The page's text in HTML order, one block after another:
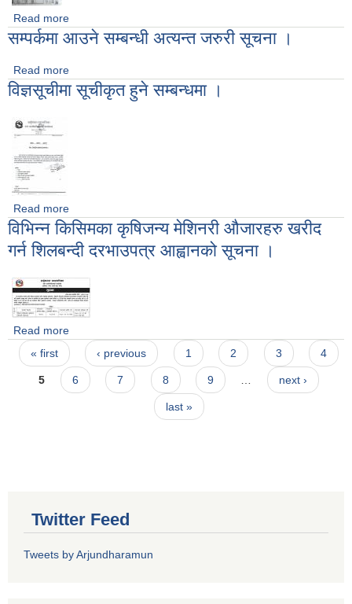
Read more
Public Toilet in Arjundhara-3
सम्पर्कमा आउने सम्बन्धी अत्यन्त जरुरी सूचना ।
Read more
विज्ञसूचीमा सूचीकृत हुने सम्बन्धमा ।
Read more
विभिन्न किसिमका कृषिजन्य मेशिनरी औजारहरु खरीद
गर्न शिलबन्दी दरभाउपत्र आह्वानको सूचना ।
Read more
दरभाउपत्र आह्वानको सूचना ।
Pages
« first ‹ previous 1 2 3 4
5 6 7 8 9 … next ›
last »
Twitter Feed
Tweets by Arjundharamun